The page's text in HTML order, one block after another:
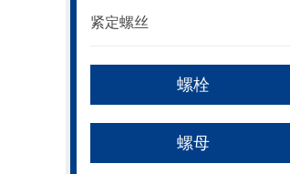
紧定螺丝
螺栓
螺母